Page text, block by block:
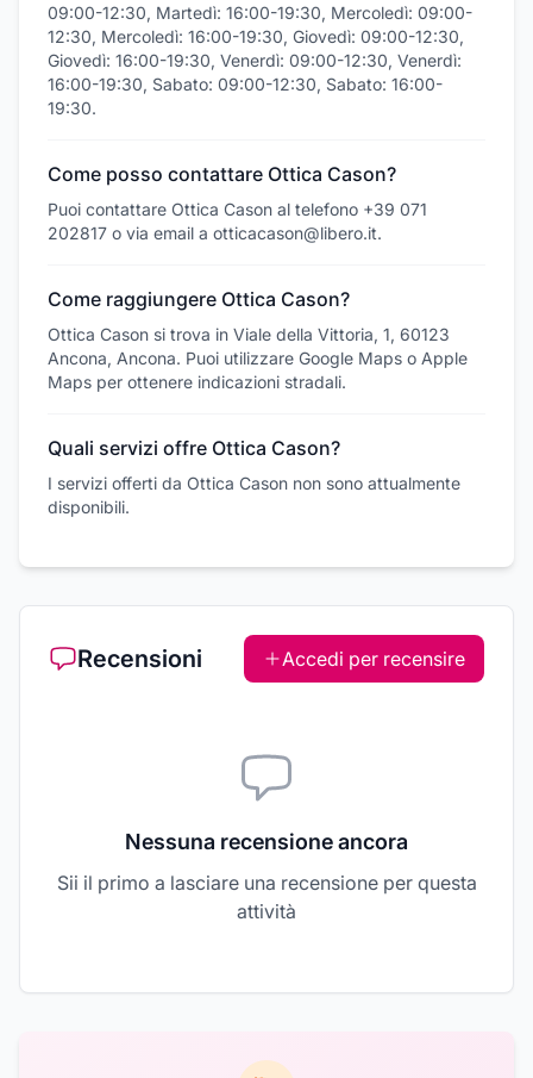
09:00-12:30, Martedì: 16:00-19:30, Mercoledì: 09:00-
12:30, Mercoledì: 16:00-19:30, Giovedì: 09:00-12:30,
Giovedì: 16:00-19:30, Venerdì: 09:00-12:30, Venerdì:
16:00-19:30, Sabato: 09:00-12:30, Sabato: 16:00-
19:30.
Come posso contattare Ottica Cason?
Puoi contattare Ottica Cason al telefono +39 071
202817 o via email a otticacason@libero.it.
Come raggiungere Ottica Cason?
Ottica Cason si trova in Viale della Vittoria, 1, 60123
Ancona, Ancona. Puoi utilizzare Google Maps o Apple
Maps per ottenere indicazioni stradali.
Quali servizi offre Ottica Cason?
I servizi offerti da Ottica Cason non sono attualmente
disponibili.
Recensioni Accedi per recensire
Nessuna recensione ancora
Sii il primo a lasciare una recensione per questa
attività